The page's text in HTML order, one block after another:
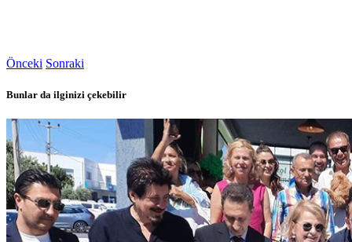
Önceki Sonraki
Bunlar da ilginizi çekebilir